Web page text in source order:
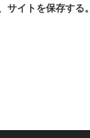
イトを保存する。